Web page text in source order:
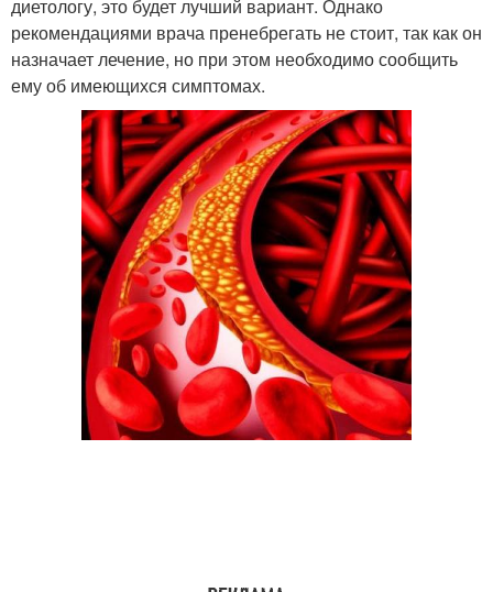
диетологу, это будет лучший вариант. Однако
рекомендациями врача пренебрегать не стоит, так как он
назначает лечение, но при этом необходимо сообщить
ему об имеющихся симптомах.